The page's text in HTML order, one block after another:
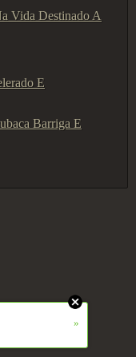
Vida Destinado A
E
Barriga E
»